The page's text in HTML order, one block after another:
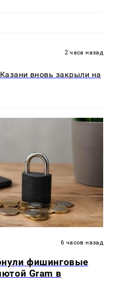
2 часа назад
вновь закрыли на
6 часов назад
фишинговые
Gram в